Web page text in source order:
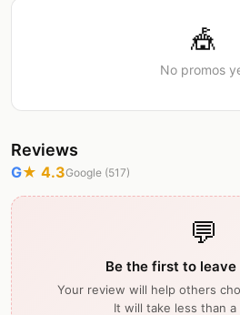
🎪
No promos
Reviews
G★ 4.3Google (517)
💬
Be the first to
Your review will help others
It will take less than a